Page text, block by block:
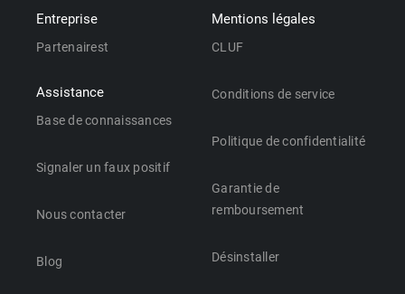
Entreprise
Partenairest
Assistance
Base de connaissances
Signaler un faux positif
Nous contacter
Blog
Mentions légales
CLUF
Conditions de service
Politique de confidentialité
Garantie de
remboursement
Désinstaller